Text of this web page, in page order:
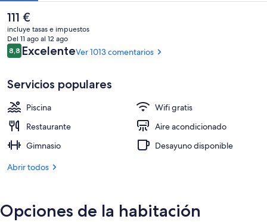
Una piscina al aire libre, sombrillas,
El
precio
actual
es
de
111 €
incluye tasas e impuestos
Del 11 ago al 12 ago
Comentarios
8,88,8 de 10
ExcelenteVer 1013 comentarios
Servicios populares
Piscina
Wifi gratis
Restaurante
Aire acondicionado
Gimnasio
Desayuno disponible
Abrir todos
Opciones de la habitación